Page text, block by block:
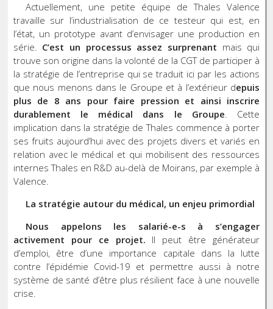
Actuellement, une petite équipe de Thales Valence
travaille sur l’industrialisation de ce testeur qui est, en
l’état, un prototype avant d’envisager une production en
série. C’est un processus assez surprenant mais qui
trouve son origine dans la volonté de la CGT de participer à
la stratégie de l’entreprise qui se traduit ici par les actions
que nous menons dans le Groupe et à l’extérieur depuis
plus de 8 ans pour faire pression et ainsi inscrire
durablement le médical dans le Groupe. Cette
implication dans la stratégie de Thales commence à porter
ses fruits aujourd’hui avec des projets divers et variés en
relation avec le médical et qui mobilisent des ressources
internes Thales en R&D au-delà de Moirans, par exemple à
Valence.
La stratégie autour du médical, un enjeu primordial
Nous appelons les salarié-e-s à s’engager
activement pour ce projet. Il peut être générateur
d’emploi, être d’une importance capitale dans la lutte
contre l’épidémie Covid-19 et permettre aussi à notre
système de santé d’être plus résilient face à une nouvelle
crise.